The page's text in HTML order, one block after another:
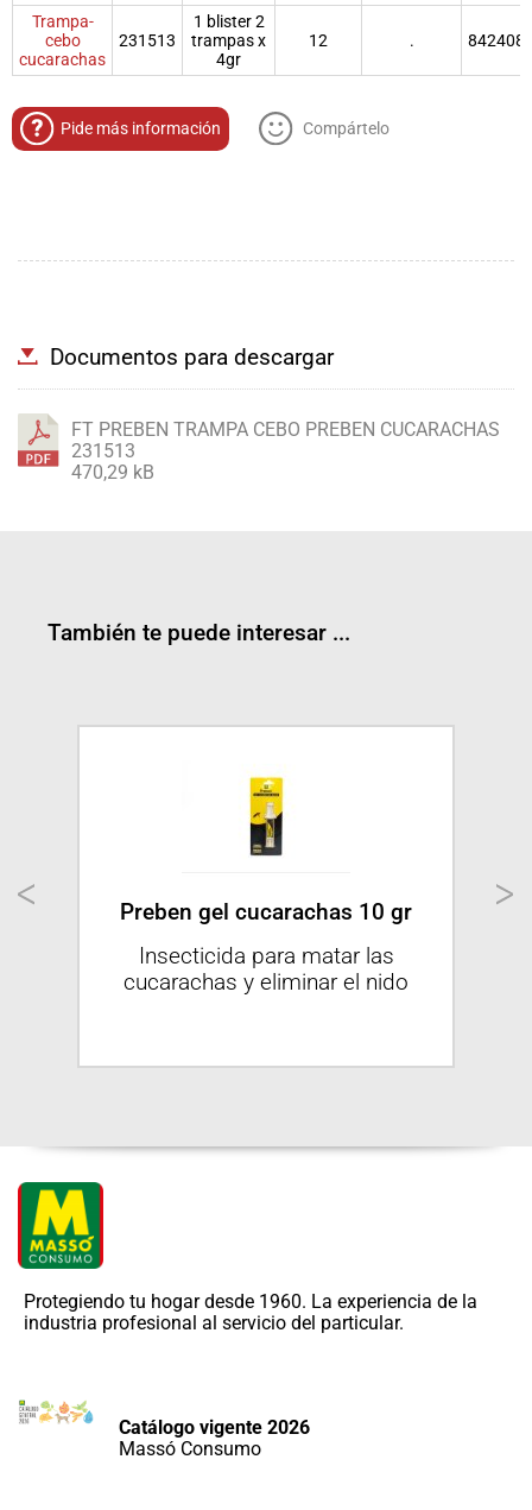
Trampa-
cebo
cucarachas
231513
1 blister 2
trampas x
4gr
12 .
Pide más información Compártelo
Documentos para descargar
FT PREBEN TRAMPA CEBO PREBEN CUCARACHAS
231513
470,29 kB
También te puede interesar ...
Preben gel cucarachas 10 gr
Insecticida para matar las
cucarachas y eliminar el nido
Protegiendo tu hogar desde 1960. La experiencia de la
industria profesional al servicio del particular.
Catálogo vigente 2026
Massó Consumo